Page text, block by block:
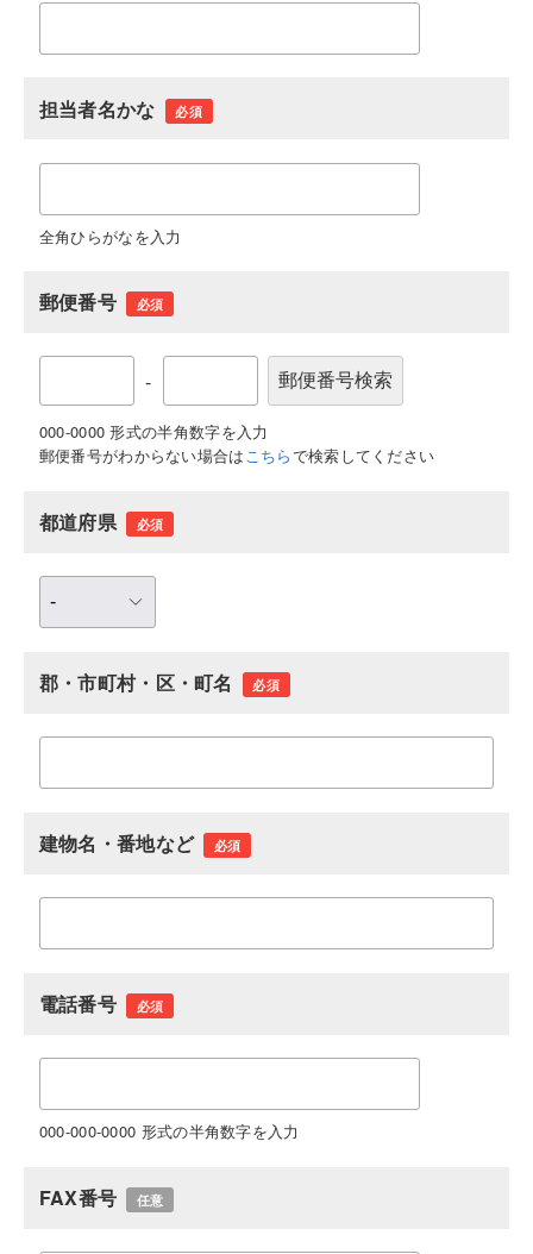
担当者名かな 必須
全角ひらがなを入力
郵便番号 必須
-
000-0000 形式の半角数字を入力
郵便番号がわからない場合はこちらで検索してください
都道府県 必須
郡・市町村・区・町名 必須
建物名・番地など 必須
電話番号 必須
000-000-0000 形式の半角数字を入力
FAX番号 任意